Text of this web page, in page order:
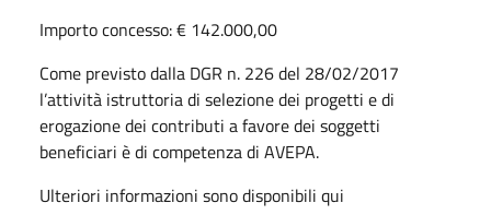
Importo concesso: € 142.000,00
Come previsto dalla DGR n. 226 del 28/02/2017
l’attività istruttoria di selezione dei progetti e di
erogazione dei contributi a favore dei soggetti
beneficiari è di competenza di AVEPA.
Ulteriori informazioni sono disponibili qui